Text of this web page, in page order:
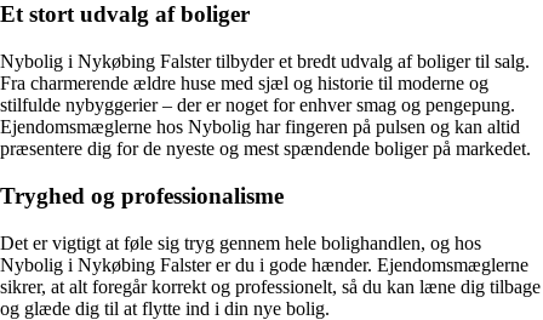
Et stort udvalg af boliger
Nybolig i Nykøbing Falster tilbyder et bredt udvalg af boliger til salg.
Fra charmerende ældre huse med sjæl og historie til moderne og
stilfulde nybyggerier – der er noget for enhver smag og pengepung.
Ejendomsmæglerne hos Nybolig har fingeren på pulsen og kan altid
præsentere dig for de nyeste og mest spændende boliger på markedet.
Tryghed og professionalisme
Det er vigtigt at føle sig tryg gennem hele bolighandlen, og hos
Nybolig i Nykøbing Falster er du i gode hænder. Ejendomsmæglerne
sikrer, at alt foregår korrekt og professionelt, så du kan læne dig tilbage
og glæde dig til at flytte ind i din nye bolig.